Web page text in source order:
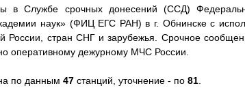
в Службе срочных донесений (ССД)
наук» (ФИЦ ЕГС РАН) в г. Обнинске с
России, стран СНГ и зарубежья. Cрочное
оперативному дежурному МЧС России.
по данным 47 станций, уточнение - по 81